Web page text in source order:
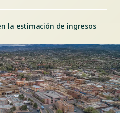
la estimación de ingresos